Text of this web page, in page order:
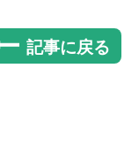
記事に戻る